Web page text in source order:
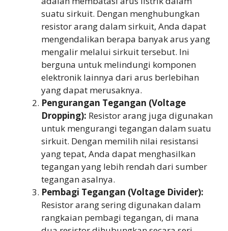
suatu sirkuit. Dengan menghubungkan
resistor arang dalam sirkuit, Anda dapat
mengendalikan berapa banyak arus yang
mengalir melalui sirkuit tersebut. Ini
berguna untuk melindungi komponen
elektronik lainnya dari arus berlebihan
yang dapat merusaknya.
Pengurangan Tegangan (Voltage
Dropping): Resistor arang juga digunakan
untuk mengurangi tegangan dalam suatu
sirkuit. Dengan memilih nilai resistansi
yang tepat, Anda dapat menghasilkan
tegangan yang lebih rendah dari sumber
tegangan asalnya.
Pembagi Tegangan (Voltage Divider):
Resistor arang sering digunakan dalam
rangkaian pembagi tegangan, di mana